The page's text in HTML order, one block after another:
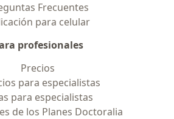
Frecuentes
para celular
profesionales
Precios
para especialistas
para especialistas
de los Planes Doctoralia